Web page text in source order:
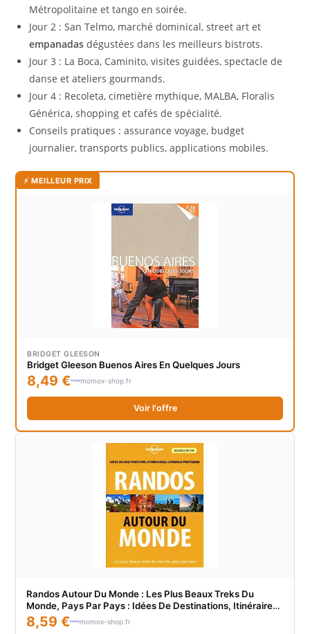
Métropolitaine et tango en soirée.
Jour 2 : San Telmo, marché dominical, street art et
empanadas dégustées dans les meilleurs bistrots.
Jour 3 : La Boca, Caminito, visites guidées, spectacle de
danse et ateliers gourmands.
Jour 4 : Recoleta, cimetière mythique, MALBA, Floralis
Générica, shopping et cafés de spécialité.
Conseils pratiques : assurance voyage, budget
journalier, transports publics, applications mobiles.
⚡ MEILLEUR PRIX
BRIDGET GLEESON
Bridget Gleeson Buenos Aires En Quelques Jours
8,49 € momox-shop.fr
Voir l'offre
Randos Autour Du Monde : Les Plus Beaux Treks Du
Monde, Pays Par Pays : Idées De Destinations, Itinéraires,
Conseils Pratiques
8,59 € momox-shop.fr